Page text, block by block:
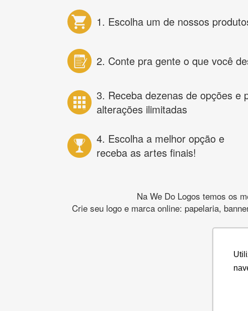
1. Escolha um de nossos
2. Conte pra gente o que você
3. Receba dezenas de opções e
alterações ilimitadas
4. Escolha a melhor opção e
receba as artes finais!
Na We Do Logos temos os
Crie seu logo e marca online: papelaria,